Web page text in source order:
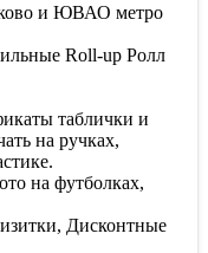
и ЮВАО метро
Roll-up Ролл
таблички и
на ручках,
на футболках,
Дисконтные